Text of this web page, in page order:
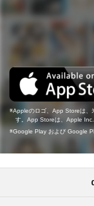
Appleのロゴ、App Storeは、
す。App Storeは、Apple Inc.
Google Play および Google